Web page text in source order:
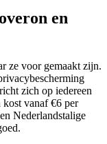
en
ze voor gemaakt zijn.
zich op iedereen
vanaf €6 per
Nederlandstalige